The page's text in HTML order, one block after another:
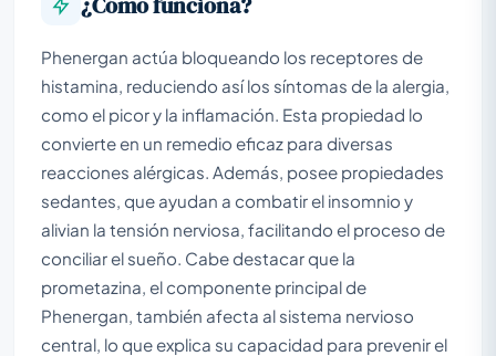
Phenergan actúa bloqueando los receptores de
histamina, reduciendo así los síntomas de la alergia,
como el picor y la inflamación. Esta propiedad lo
convierte en un remedio eficaz para diversas
reacciones alérgicas. Además, posee propiedades
sedantes, que ayudan a combatir el insomnio y
alivian la tensión nerviosa, facilitando el proceso de
conciliar el sueño. Cabe destacar que la
prometazina, el componente principal de
Phenergan, también afecta al sistema nervioso
central, lo que explica su capacidad para prevenir el